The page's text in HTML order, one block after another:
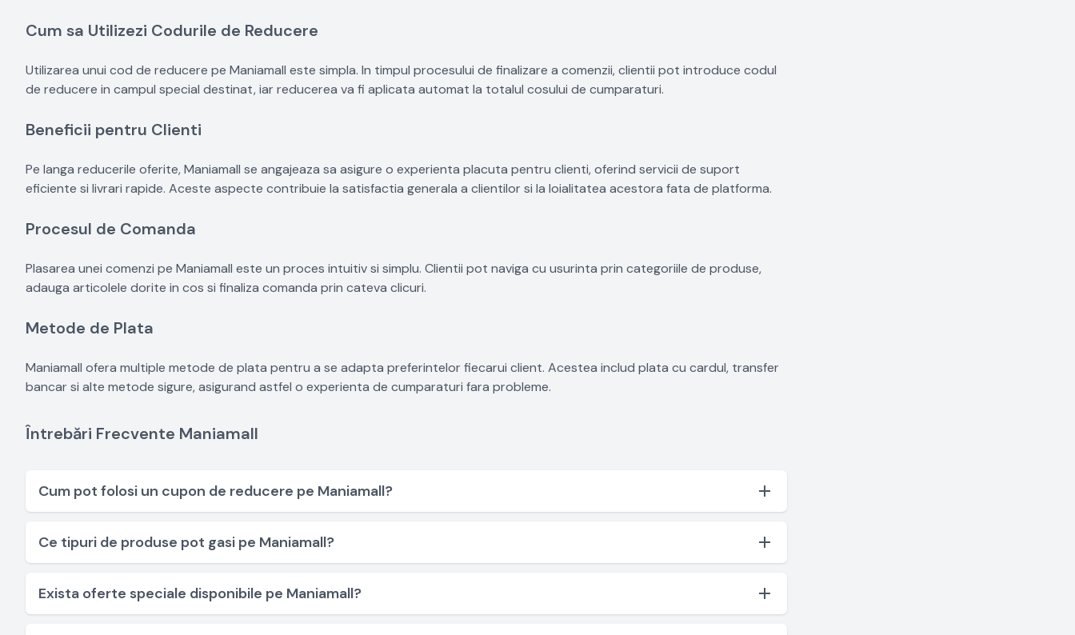
Cum sa Utilizezi Codurile de Reducere
Utilizarea unui cod de reducere pe Maniamall este simpla. In timpul procesului de finalizare a comenzii, clientii pot introduce codul
de reducere in campul special destinat, iar reducerea va fi aplicata automat la totalul cosului de cumparaturi.
Beneficii pentru Clienti
Pe langa reducerile oferite, Maniamall se angajeaza sa asigure o experienta placuta pentru clienti, oferind servicii de suport
eficiente si livrari rapide. Aceste aspecte contribuie la satisfactia generala a clientilor si la loialitatea acestora fata de platforma.
Procesul de Comanda
Plasarea unei comenzi pe Maniamall este un proces intuitiv si simplu. Clientii pot naviga cu usurinta prin categoriile de produse,
adauga articolele dorite in cos si finaliza comanda prin cateva clicuri.
Metode de Plata
Maniamall ofera multiple metode de plata pentru a se adapta preferintelor fiecarui client. Acestea includ plata cu cardul, transfer
bancar si alte metode sigure, asigurand astfel o experienta de cumparaturi fara probleme.
Întrebări Frecvente Maniamall
Cum pot folosi un cupon de reducere pe Maniamall?
Ce tipuri de produse pot gasi pe Maniamall?
Exista oferte speciale disponibile pe Maniamall?